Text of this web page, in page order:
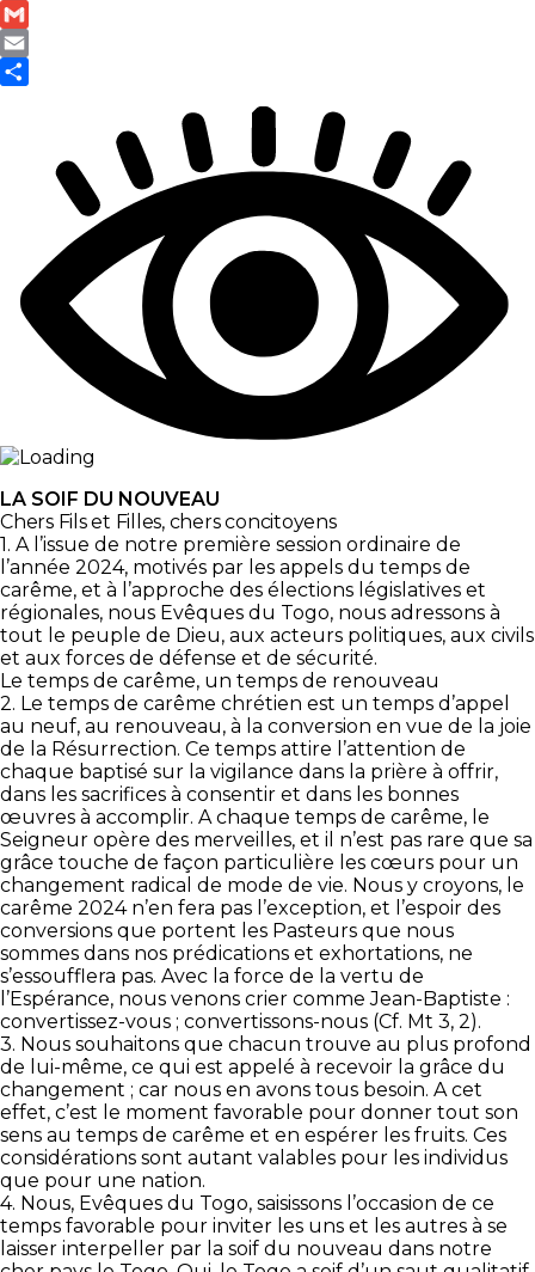
LinkedIn
Gmail
Email
LA SOIF DU NOUVEAU
Chers Fils et Filles, chers concitoyens
1. A l’issue de notre première session ordinaire de
l’année 2024, motivés par les appels du temps de
carême, et à l’approche des élections législatives et
régionales, nous Evêques du Togo, nous adressons à
tout le peuple de Dieu, aux acteurs politiques, aux civils
et aux forces de défense et de sécurité.
Le temps de carême, un temps de renouveau
2. Le temps de carême chrétien est un temps d’appel
au neuf, au renouveau, à la conversion en vue de la joie
de la Résurrection. Ce temps attire l’attention de
chaque baptisé sur la vigilance dans la prière à offrir,
dans les sacrifices à consentir et dans les bonnes
œuvres à accomplir. A chaque temps de carême, le
Seigneur opère des merveilles, et il n’est pas rare que sa
grâce touche de façon particulière les cœurs pour un
changement radical de mode de vie. Nous y croyons, le
carême 2024 n’en fera pas l’exception, et l’espoir des
conversions que portent les Pasteurs que nous
sommes dans nos prédications et exhortations, ne
s’essoufflera pas. Avec la force de la vertu de
l’Espérance, nous venons crier comme Jean-Baptiste :
convertissez-vous ; convertissons-nous (Cf. Mt 3, 2).
3. Nous souhaitons que chacun trouve au plus profond
de lui-même, ce qui est appelé à recevoir la grâce du
changement ; car nous en avons tous besoin. A cet
effet, c’est le moment favorable pour donner tout son
sens au temps de carême et en espérer les fruits. Ces
considérations sont autant valables pour les individus
que pour une nation.
4. Nous, Evêques du Togo, saisissons l’occasion de ce
temps favorable pour inviter les uns et les autres à se
laisser interpeller par la soif du nouveau dans notre